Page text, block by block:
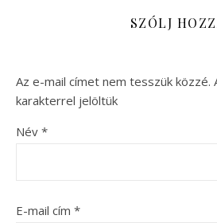
SZÓLJ
Az e-mail címet nem tesszük közzé.
karakterrel jelöltük
Név *
E-mail cím *